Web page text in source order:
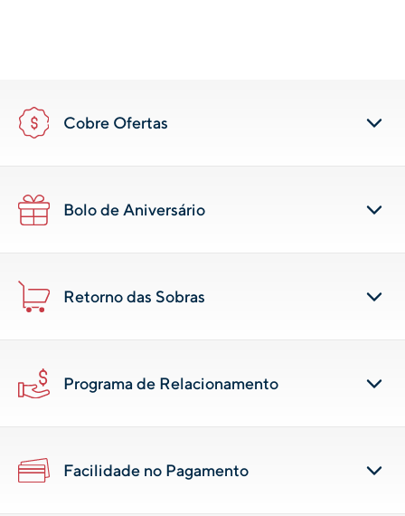
Cobre Ofertas
Bolo de Aniversário
Retorno das Sobras
Programa de Relacionamento
Facilidade no Pagamento